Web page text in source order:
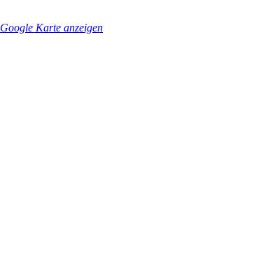
Google Karte anzeigen